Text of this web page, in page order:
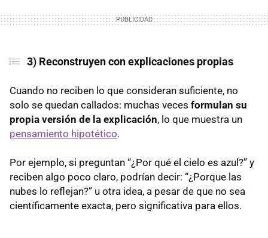
3) Reconstruyen con explicaciones propias
Cuando no reciben lo que consideran suficiente, no
solo se quedan callados: muchas veces formulan su
propia versión de la explicación, lo que muestra un
pensamiento hipotético.
Por ejemplo, si preguntan “¿Por qué el cielo es azul?” y
reciben algo poco claro, podrían decir: “¿Porque las
nubes lo reflejan?” u otra idea, a pesar de que no sea
científicamente exacta, pero significativa para ellos.